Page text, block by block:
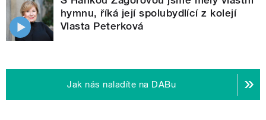
hymnu, říká její spolubydlící z kolejí
Vlasta Peterková
Jak nás naladíte na DABu